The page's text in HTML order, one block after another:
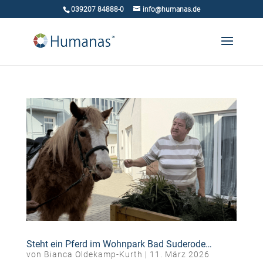
039207 84888-0 info@humanas.de
Steht ein Pferd im Wohnpark Bad Suderode…
von Bianca Oldekamp-Kurth | 11. März 2026